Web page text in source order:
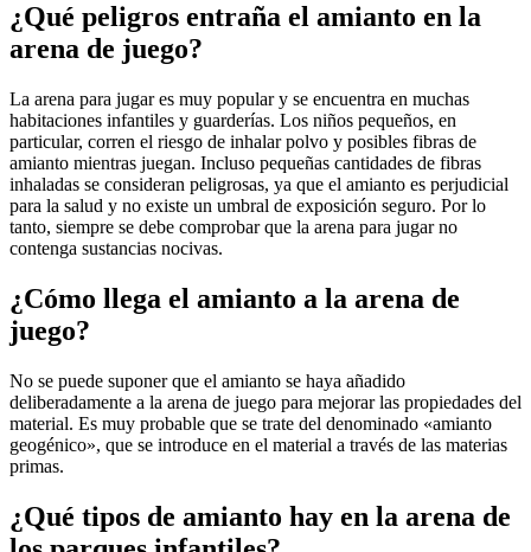
¿Qué peligros entraña el amianto en la
arena de juego?
La arena para jugar es muy popular y se encuentra en muchas
habitaciones infantiles y guarderías. Los niños pequeños, en
particular, corren el riesgo de inhalar polvo y posibles fibras de
amianto mientras juegan. Incluso pequeñas cantidades de fibras
inhaladas se consideran peligrosas, ya que el amianto es perjudicial
para la salud y no existe un umbral de exposición seguro. Por lo
tanto, siempre se debe comprobar que la arena para jugar no
contenga sustancias nocivas.
¿Cómo llega el amianto a la arena de
juego?
No se puede suponer que el amianto se haya añadido
deliberadamente a la arena de juego para mejorar las propiedades del
material. Es muy probable que se trate del denominado «amianto
geogénico», que se introduce en el material a través de las materias
primas.
¿Qué tipos de amianto hay en la arena de